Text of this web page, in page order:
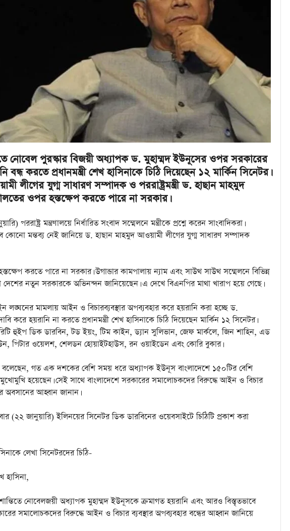
নোবেল পুরস্কার বিজয়ী অধ্যাপক ড. মুহাম্মদ ইউনূসের ওপর সরকারের
বন্ধ করতে প্রধানমন্ত্রী শেখ হাসিনাকে চিঠি দিয়েছেন ১২ মার্কিন সিনেটর।
লীগের যুগ্ম সাধারণ সম্পাদক ও পররাষ্ট্রমন্ত্রী ড. হাছান মাহমুদ
ওপর হস্তক্ষেপ করতে পারে না সরকার।
পররাষ্ট্র মন্ত্রণালয়ে নির্ধারিত সংবাদ সম্মেলনে মন্ত্রীকে প্রশ্নে করেন সাংবাদিকরা।
কোনো মন্তব্য নেই জানিয়ে ড. হাছান মাহমুদ আওয়ামী লীগের যুগ্ম সাধারণ সম্পাদক
করতে পারে না সরকার। উগান্ডার কামপালায় ন্যাম এবং সাউথ সাউথ সম্মেলনে বিভিন্ন
দেশের নতুন সরকারকে অভিনন্দন জানিয়েছেন। এ দেখে বিএনপির মাথা খারাপ হয়ে গেছে।
মামলায় আইন ও বিচারব্যবস্থার অপব্যবহার করে হয়রানি করা হচ্ছে ড.
করে হয়রানি না করতে প্রধানমন্ত্রী শেখ হাসিনাকে চিঠি দিয়েছেন মার্কিন ১২ সিনেটর।
হুইপ ডিক ডারবিন, টড ইয়ং, টিম কাইন, ড্যান সুলিভান, জেফ মার্কলে, জিন শাহিন, এড
পিটার ওয়েলশ, শেলডন হোয়াইটহাউস, রন ওয়াইডেন এবং কোরি বুকার।
বলেছেন, গত এক দশকের বেশি সময় ধরে অধ্যাপক ইউনূস বাংলাদেশে ১৫০টির বেশি
মুখোমুখি হয়েছেন। সেই সাথে বাংলাদেশে সরকারের সমালোচকদের বিরুদ্ধে আইন ও বিচার
অবসানের আহ্বান জানান।
(২২ জানুয়ারি) ইলিনয়ের সিনেটর ডিক ডারবিনের ওয়েবসাইটে চিঠিটি প্রকাশ করা
লেখা সিনেটরদের চিঠি-
হাসিনা,
নোবেলজয়ী অধ্যাপক মুহাম্মদ ইউনূসকে ক্রমাগত হয়রানি এবং আরও বিস্তৃতভাবে
সমালোচকদের বিরুদ্ধে আইন ও বিচার ব্যবস্থার অপব্যবহার বন্ধের আহ্বান জানিয়ে